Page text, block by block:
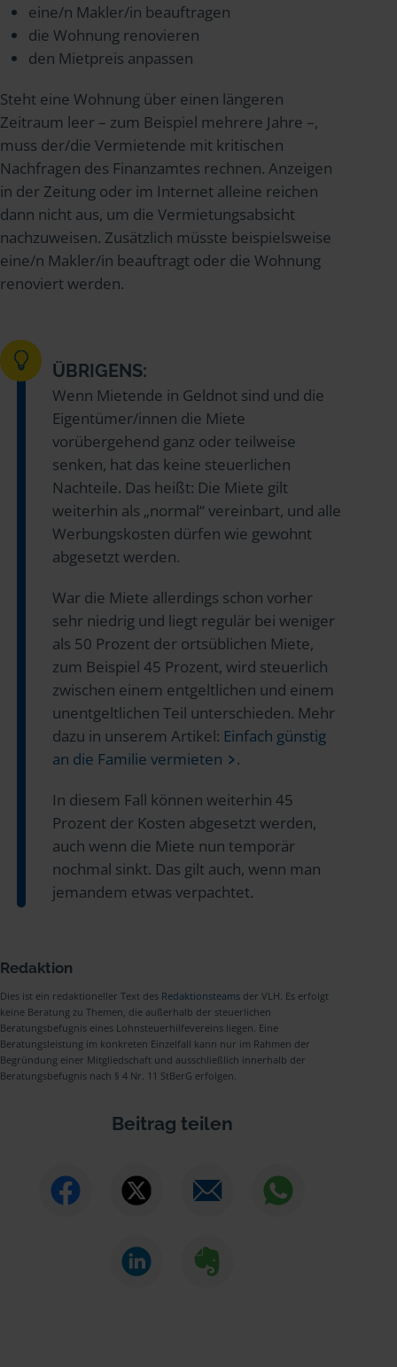
eine/n Makler/in beauftragen
die Wohnung renovieren
den Mietpreis anpassen
Steht eine Wohnung über einen längeren
Zeitraum leer – zum Beispiel mehrere Jahre –,
muss der/die Vermietende mit kritischen
Nachfragen des Finanzamtes rechnen. Anzeigen
in der Zeitung oder im Internet alleine reichen
dann nicht aus, um die Vermietungsabsicht
nachzuweisen. Zusätzlich müsste beispielsweise
eine/n Makler/in beauftragt oder die Wohnung
renoviert werden.
ÜBRIGENS:
Wenn Mietende in Geldnot sind und die
Eigentümer/innen die Miete
vorübergehend ganz oder teilweise
senken, hat das keine steuerlichen
Nachteile. Das heißt: Die Miete gilt
weiterhin als „normal“ vereinbart, und alle
Werbungskosten dürfen wie gewohnt
abgesetzt werden.
War die Miete allerdings schon vorher
sehr niedrig und liegt regulär bei weniger
als 50 Prozent der ortsüblichen Miete,
zum Beispiel 45 Prozent, wird steuerlich
zwischen einem entgeltlichen und einem
unentgeltlichen Teil unterschieden. Mehr
dazu in unserem Artikel: Einfach günstig
an die Familie vermieten
.
In diesem Fall können weiterhin 45
Prozent der Kosten abgesetzt werden,
auch wenn die Miete nun temporär
nochmal sinkt. Das gilt auch, wenn man
jemandem etwas verpachtet.
Redaktion
Dies ist ein redaktioneller Text des Redaktionsteams der VLH. Es erfolgt
keine Beratung zu Themen, die außerhalb der steuerlichen
Beratungsbefugnis eines Lohnsteuerhilfevereins liegen. Eine
Beratungsleistung im konkreten Einzelfall kann nur im Rahmen der
Begründung einer Mitgliedschaft und ausschließlich innerhalb der
Beratungsbefugnis nach § 4 Nr. 11 StBerG erfolgen.
Beitrag teilen